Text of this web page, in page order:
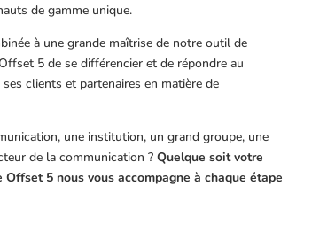
de gamme unique.
à une grande maîtrise de notre outil de
5 de se différencier et de répondre au
clients et partenaires en matière de
une institution, un grand groupe, une
de la communication ?Quelque soit votre
5 nous vous accompagne à chaque étape